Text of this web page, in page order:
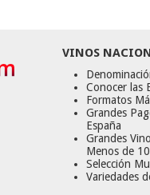
VINOS
Conocer las
Formatos
Grandes
España
Grandes
Menos de
Selección
Variedades